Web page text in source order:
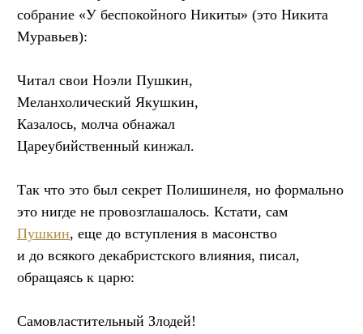
собрание «У беспокойного Никиты» (это Никита
Муравьев):
Читал свои Ноэли Пушкин,
Меланхолический Якушкин,
Казалось, молча обнажал
Цареубийственный кинжал.
Так что это был секрет Полишинеля, но формально
это нигде не провозглашалось. Кстати, сам
Пушкин, еще до вступления в масонство
и до всякого декабристского влияния, писал,
обращаясь к царю:
Самовластительный Злодей!